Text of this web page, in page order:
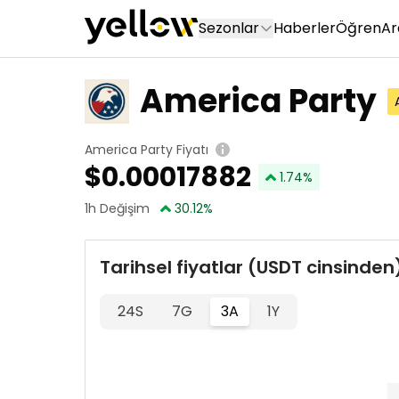
Sezonlar HaberlerÖğren
America Party
America Party Fiyatı
$0.00017882 1.74%
1h Değişim
30.12%
Tarihsel fiyatlar (USDT
24S 7G 3A 1Y